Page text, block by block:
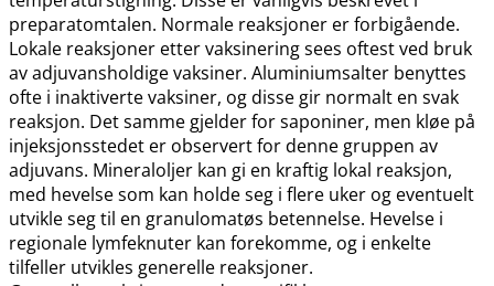
preparatomtalen. Normale reaksjoner er forbigående.
Lokale reaksjoner etter vaksinering sees oftest ved bruk
av adjuvansholdige vaksiner. Aluminiumsalter benyttes
ofte i inaktiverte vaksiner, og disse gir normalt en svak
reaksjon. Det samme gjelder for saponiner, men kløe på
injeksjonsstedet er observert for denne gruppen av
adjuvans. Mineraloljer kan gi en kraftig lokal reaksjon,
med hevelse som kan holde seg i flere uker og eventuelt
utvikle seg til en granulomatøs betennelse. Hevelse i
regionale lymfeknuter kan forekomme, og i enkelte
tilfeller utvikles generelle reaksjoner.